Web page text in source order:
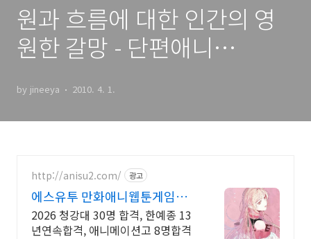
원과 흐름에 대한 인간의 영
원한 갈망 - 단편애니
by jineeya 2010. 4. 1.
http://anisu2.com/ 광고
에스유투 만화애니웹툰게임학
원
2026 청강대 30명 합격, 한예종 13
년연속합격, 애니메이션고 8명합격